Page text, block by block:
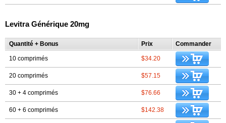
Levitra Générique 20mg
Quantité + Bonus Prix Commander
10 comprimés $34.20
20 comprimés $57.15
30 + 4 comprimés $76.66
60 + 6 comprimés $142.38